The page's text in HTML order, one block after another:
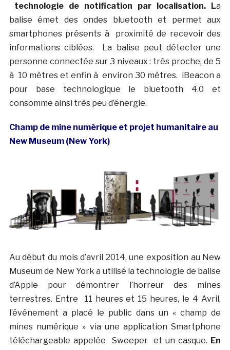
technologie de notification par localisation. La
balise émet des ondes bluetooth et permet aux
smartphones présents à proximité de recevoir des
informations ciblées. La balise peut détecter une
personne connectée sur 3 niveaux : très proche, de 5
à 10 mètres et enfin à environ 30 mètres. iBeacon a
pour base technologique le bluetooth 4.0 et
consomme ainsi très peu d’énergie.
Champ de mine numérique et projet humanitaire au
New Museum (New York)
Au début du mois d’avril 2014, une exposition au New
Museum de New York a utilisé la technologie de balise
d’Apple pour démontrer l’horreur des mines
terrestres. Entre 11 heures et 15 heures, le 4 Avril,
l’événement a placé le public dans un « champ de
mines numérique » via une application Smartphone
téléchargeable appelée Sweeper et un casque. En